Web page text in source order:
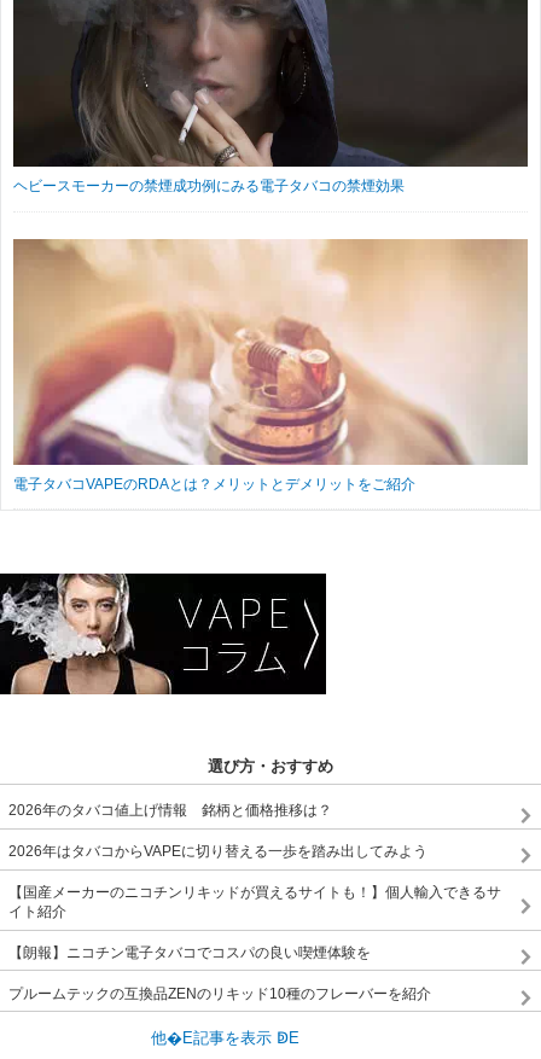
ヘビースモーカーの禁煙成功例にみる電子タバコの禁煙効果
電子タバコVAPEのRDAとは？メリットとデメリットをご紹介
選び方・おすすめ
2026年のタバコ値上げ情報 銘柄と価格推移は？
2026年はタバコからVAPEに切り替える一歩を踏み出してみよう
【国産メーカーのニコチンリキッドが買えるサイトも！】個人輸入できるサ
イト紹介
【朗報】ニコチン電子タバコでコスパの良い喫煙体験を
プルームテックの互換品ZENのリキッド10種のフレーバーを紹介